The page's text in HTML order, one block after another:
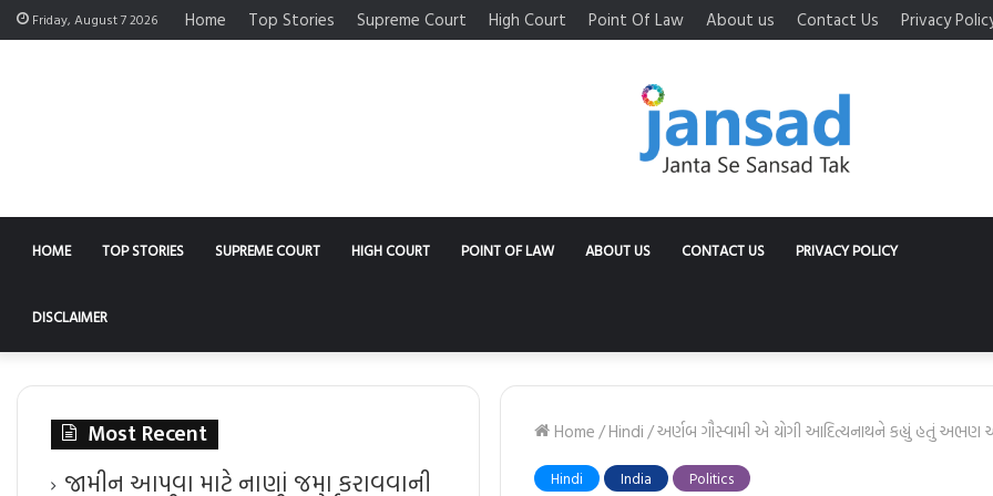
Friday, August 7 2026 Home Top Stories Supreme Court High Court Point Of Law About us Contact Us Privacy
HOME TOP STORIES SUPREME COURT HIGH COURT POINT OF LAW ABOUT US CONTACT US PRIVACY POLICY
DISCLAIMER
Home/Hindi/અર્ણબ ગૌસ્વામી એ યોગી આદિત્યનાથને કહ્યું હતું અભણ
Hindi India Politics
Most Recent
જામીન આપવા માટે નાણાં જમા કરાવવાની